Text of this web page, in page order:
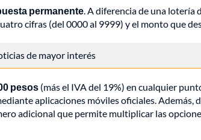
permanente. A diferencia de una lotería
cifras (del 0000 al 9999) y el monto que
de mayor interés
pesos (más el IVA del 19%) en cualquier
aplicaciones móviles oficiales. Además,
adicional que permite multiplicar las